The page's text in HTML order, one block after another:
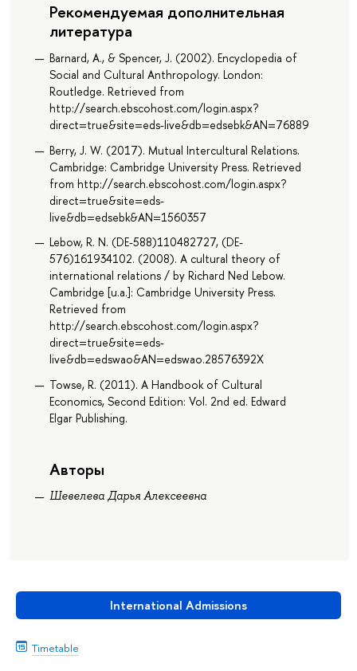
International Admissions
Timetable
Рекомендуемая дополнительная
литература
Barnard, A., & Spencer, J. (2002). Encyclopedia of
Social and Cultural Anthropology. London:
Routledge. Retrieved from
http://search.ebscohost.com/login.aspx?
direct=true&site=eds-live&db=edsebk&AN=76889
Berry, J. W. (2017). Mutual Intercultural Relations.
Cambridge: Cambridge University Press. Retrieved
from http://search.ebscohost.com/login.aspx?
direct=true&site=eds-
live&db=edsebk&AN=1560357
Lebow, R. N. (DE-588)110482727, (DE-
576)161934102. (2008). A cultural theory of
international relations / by Richard Ned Lebow.
Cambridge [u.a.]: Cambridge University Press.
Retrieved from
http://search.ebscohost.com/login.aspx?
direct=true&site=eds-
live&db=edswao&AN=edswao.28576392X
Towse, R. (2011). A Handbook of Cultural
Economics, Second Edition: Vol. 2nd ed. Edward
Elgar Publishing.
Авторы
Шевелева Дарья Алексеевна